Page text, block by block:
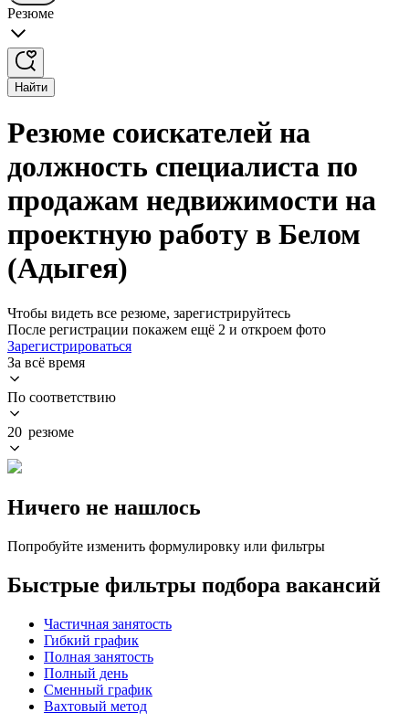
Резюме
Найти
Резюме соискателей на
должность специалиста по
продажам недвижимости на
проектную работу в Белом
(Адыгея)
Чтобы видеть все резюме, зарегистрируйтесь
После регистрации покажем ещё 2 и откроем фото
Зарегистрироваться
За всё время
По соответствию
20 резюме
Ничего не нашлось
Попробуйте изменить формулировку или фильтры
Быстрые фильтры подбора вакансий
Частичная занятость
Гибкий график
Полная занятость
Полный день
Сменный график
Вахтовый метод